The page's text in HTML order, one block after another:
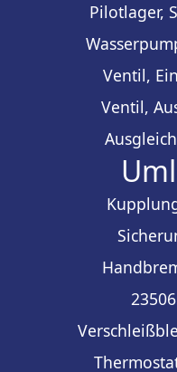
Pilotlager,
Ventil,
Ventil,